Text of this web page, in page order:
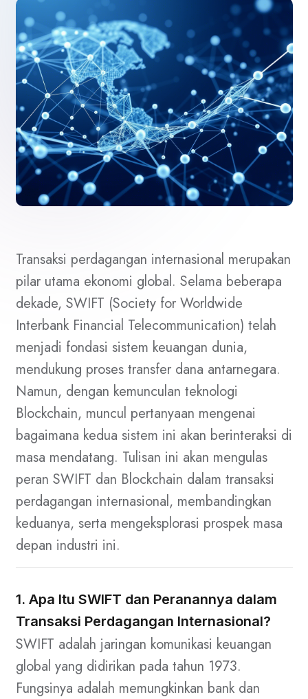
Transaksi perdagangan internasional merupakan
pilar utama ekonomi global. Selama beberapa
dekade, SWIFT (Society for Worldwide
Interbank Financial Telecommunication) telah
menjadi fondasi sistem keuangan dunia,
mendukung proses transfer dana antarnegara.
Namun, dengan kemunculan teknologi
Blockchain, muncul pertanyaan mengenai
bagaimana kedua sistem ini akan berinteraksi di
masa mendatang. Tulisan ini akan mengulas
peran SWIFT dan Blockchain dalam transaksi
perdagangan internasional, membandingkan
keduanya, serta mengeksplorasi prospek masa
depan industri ini.
1. Apa Itu SWIFT dan Peranannya dalam
Transaksi Perdagangan Internasional?
SWIFT adalah jaringan komunikasi keuangan
global yang didirikan pada tahun 1973.
Fungsinya adalah memungkinkan bank dan